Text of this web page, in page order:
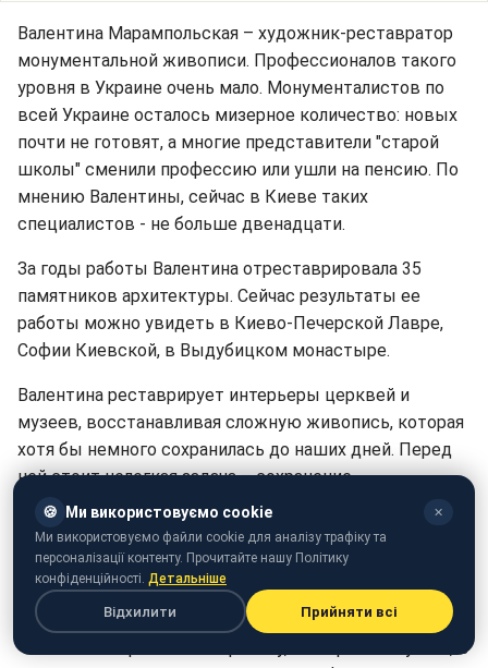
Валентина Марампольская – художник-реставратор
монументальной живописи. Профессионалов такого
уровня в Украине очень мало. Монументалистов по
всей Украине осталось мизерное количество: новых
почти не готовят, а многие представители "старой
школы" сменили профессию или ушли на пенсию. По
мнению Валентины, сейчас в Киеве таких
специалистов - не больше двенадцати.
За годы работы Валентина отреставрировала 35
памятников архитектуры. Сейчас результаты ее
работы можно увидеть в Киево-Печерской Лавре,
Софии Киевской, в Выдубицком монастыре.
Валентина реставрирует интерьеры церквей и
музеев, восстанавливая сложную живопись, которая
хотя бы немного сохранилась до наших дней. Перед
ней стоит нелегкая задача – сохранение
исторического наследия - фундамента, на котором
стоит наша культура.
Редкую в наше время профессию реставратора она
переняла от своего отца.
“Папа часто брал меня на работу, и я играла в музеях, в
🍪 Ми використовуємо cookie ✕
Ми використовуємо файли cookie для аналізу трафіку та
персоналізації контенту. Прочитайте нашу Політику
конфіденційності. Детальніше
Відхилити Прийняти всі